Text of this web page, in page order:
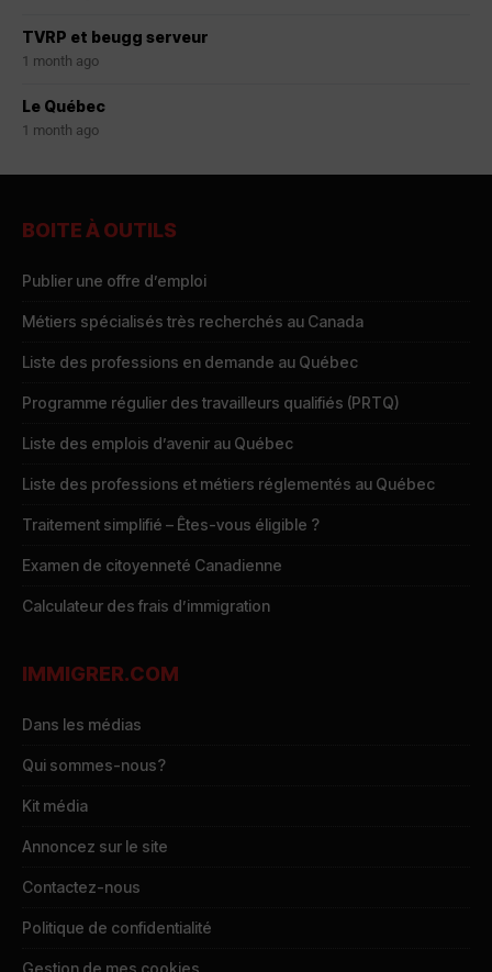
TVRP et beugg serveur
1 month ago
Le Québec
1 month ago
BOITE À OUTILS
Publier une offre d’emploi
Métiers spécialisés très recherchés au Canada
Liste des professions en demande au Québec
Programme régulier des travailleurs qualifiés (PRTQ)
Liste des emplois d’avenir au Québec
Liste des professions et métiers réglementés au Québec
Traitement simplifié – Êtes-vous éligible ?
Examen de citoyenneté Canadienne
Calculateur des frais d’immigration
IMMIGRER.COM
Dans les médias
Qui sommes-nous?
Kit média
Annoncez sur le site
Contactez-nous
Politique de confidentialité